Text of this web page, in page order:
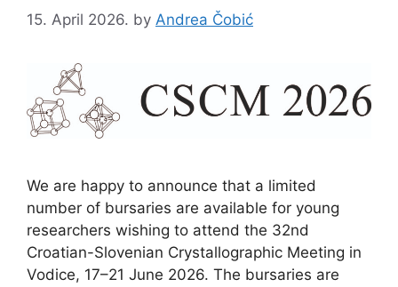
15. April 2026. by Andrea Čobić
We are happy to announce that a limited
number of bursaries are available for young
researchers wishing to attend the 32nd
Croatian-Slovenian Crystallographic Meeting in
Vodice, 17–21 June 2026. The bursaries are